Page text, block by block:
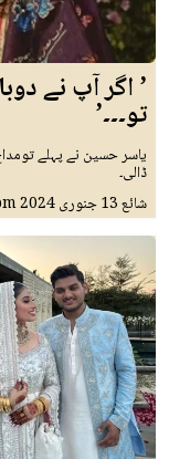
’ اگر آپ نے
تو۔۔۔’
یاسر حسین نے پہلے
ڈالی۔
شائع13 جنوری 2024